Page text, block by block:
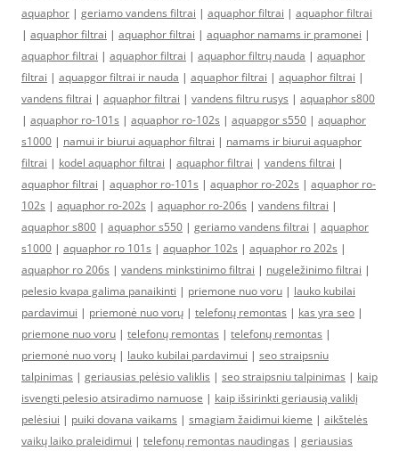
aquaphor | geriamo vandens filtrai | aquaphor filtrai | aquaphor filtrai
| aquaphor filtrai | aquaphor filtrai | aquaphor namams ir pramonei |
aquaphor filtrai | aquaphor filtrai | aquaphor filtrų nauda | aquaphor
filtrai | aquapgor filtrai ir nauda | aquaphor filtrai | aquaphor filtrai |
vandens filtrai | aquaphor filtrai | vandens filtru rusys | aquaphor s800
| aquaphor ro-101s | aquaphor ro-102s | aquapgor s550 | aquaphor
s1000 | namui ir biurui aquaphor filtrai | namams ir biurui aquaphor
filtrai | kodel aquaphor filtrai | aquaphor filtrai | vandens filtrai |
aquaphor filtrai | aquaphor ro-101s | aquaphor ro-202s | aquaphor ro-
102s | aquaphor ro-202s | aquaphor ro-206s | vandens filtrai |
aquaphor s800 | aquaphor s550 | geriamo vandens filtrai | aquaphor
s1000 | aquaphor ro 101s | aquaphor 102s | aquaphor ro 202s |
aquaphor ro 206s | vandens minkstinimo filtrai | nugeležinimo filtrai |
pelesio kvapa galima panaikinti | priemone nuo voru | lauko kubilai
pardavimui | priemonė nuo vorų | telefonų remontas | kas yra seo |
priemone nuo voru | telefonų remontas | telefonų remontas |
priemonė nuo vorų | lauko kubilai pardavimui | seo straipsniu
talpinimas | geriausias pelėsio valiklis | seo straipsniu talpinimas | kaip
isvengti pelesio atsiradimo namuose | kaip išsirinkti geriausią valiklį
pelėsiui | puiki dovana vaikams | smagiam žaidimui kieme | aikštelės
vaikų laiko praleidimui | telefonų remontas naudingas | geriausias